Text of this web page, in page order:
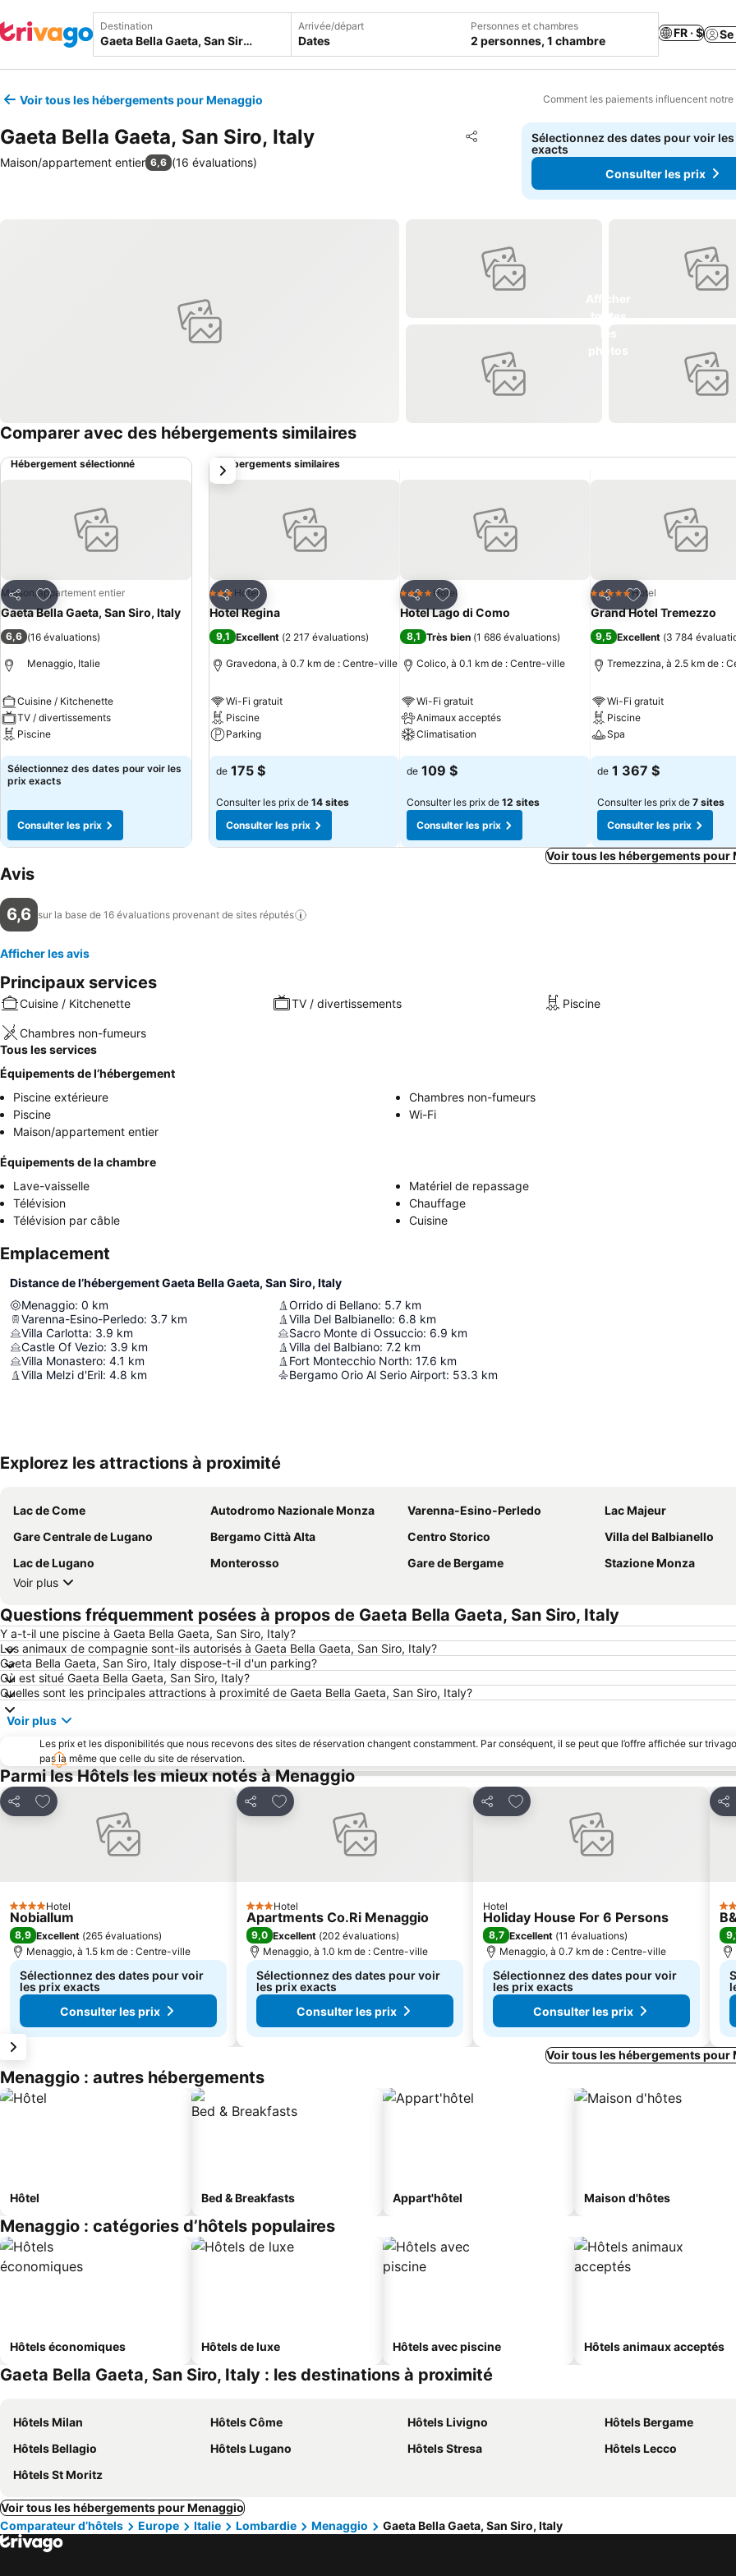
Destination Arrivée/départ
Dates
Personnes et chambres
2 personnes, 1 chambre
FR · $
Voir tous les hébergements pour Menaggio Comment les paiements influencent
Gaeta Bella Gaeta, San Siro, Italy Partager
Ajouter à mes favoris
Maison/appartement entier 6,6 (16 évaluations)
Sélectionnez des dates pour voir
exacts
Consulter les prix
Comparer avec des hébergements similaires
Hébergement sélectionné
Partager
Ajouter à mes favoris
Maison/appartement entier
Gaeta Bella Gaeta, San Siro, Italy
6,6 (16 évaluations)
Menaggio, Italie
Cuisine / Kitchenette
TV / divertissements
Piscine
Consulter les prix
Sélectionnez des dates pour voir les
prix exacts
Consulter les prix
Hébergements similaires
Partager
Ajouter à mes favoris
3 ÉtoilesHotel
Hotel Regina
9,1 Excellent (2 217 évaluations)
Gravedona, à 0.7 km de : Centre-ville
Wi-Fi gratuit
Piscine
Parking
Consulter les prix
de 175 $
Consulter les prix de 14 sites
Consulter les prix
Partager
Ajouter à mes favoris
4 ÉtoilesHotel
Hotel Lago di Como
8,1 Très bien (1 686 évaluations)
Colico, à 0.1 km de : Centre-ville
Wi-Fi gratuit
Animaux acceptés
Climatisation
Consulter les prix
de 109 $
Consulter les prix de 12 sites
Consulter les prix
Partager
Ajouter à mes
5 Étoiles Hotel
Grand Hotel Tremezzo
9,5 Excellent (3 784
Tremezzina, à 2.5 km de :
Wi-Fi gratuit
Piscine
Spa
Consulter les prix
de 1 367 $
Consulter les prix de 7 sites
Consulter les prix
suivant
Voir tous les hébergements pour
Avis
6,6 sur la base de 16 évaluations provenant de sites réputés
Afficher les avis
Principaux services
Cuisine / Kitchenette TV / divertissements Piscine
Chambres non-fumeurs
Tous les services
Équipements de l’hébergement
Piscine extérieure
Chambres non-fumeurs
Piscine
Wi-Fi
Maison/appartement entier
Équipements de la chambre
Lave-vaisselle
Matériel de repassage
Télévision
Chauffage
Télévision par câble
Cuisine
Emplacement
Distance de l’hébergement Gaeta Bella Gaeta, San Siro, Italy
Menaggio: 0 km
Varenna-Esino-Perledo: 3.7 km
Villa Carlotta: 3.9 km
Castle Of Vezio: 3.9 km
Villa Monastero: 4.1 km
Villa Melzi d'Eril: 4.8 km
Orrido di Bellano: 5.7 km
Villa Del Balbianello: 6.8 km
Sacro Monte di Ossuccio: 6.9 km
Villa del Balbiano: 7.2 km
Fort Montecchio North: 17.6 km
Bergamo Orio Al Serio Airport: 53.3 km
Explorez les attractions à proximité
Lac de Come Autodromo Nazionale Monza Varenna-Esino-Perledo
Lac Majeur
Gare Centrale de Lugano
Bergamo Città Alta Centro Storico
Villa del Balbianello
Lac de Lugano
Monterosso Gare de Bergame
Stazione Monza
Voir plus
Questions fréquemment posées à propos de Gaeta Bella Gaeta, San Siro, Italy
Y a-t-il une piscine à Gaeta Bella Gaeta, San Siro, Italy?
Les animaux de compagnie sont-ils autorisés à Gaeta Bella Gaeta, San Siro, Italy?
Gaeta Bella Gaeta, San Siro, Italy dispose-t-il d'un parking?
Où est situé Gaeta Bella Gaeta, San Siro, Italy?
Quelles sont les principales attractions à proximité de Gaeta Bella Gaeta, San Siro, Italy?
Voir plus
Les prix et les disponibilités que nous recevons des sites de réservation changent constamment. Par conséquent, il se peut que l’offre affichée sur
pas la même que celle du site de réservation.
Parmi les Hôtels les mieux notés à Menaggio
Partager
Ajouter à mes favoris
4 ÉtoilesHotel
Nobiallum
8,9 Excellent (265 évaluations)
Menaggio, à 1.5 km de : Centre-ville
Sélectionnez des dates pour voir
les prix exacts
Consulter les prix
Partager
Ajouter à mes favoris
3 Étoiles
Hotel
Apartments Co.Ri Menaggio
9,0 Excellent (202 évaluations)
Menaggio, à 1.0 km de : Centre-ville
Sélectionnez des dates pour voir
les prix exacts
Consulter les prix
Partager
Ajouter à mes favoris
Hotel
Holiday House For 6 Persons
8,7 Excellent (11 évaluations)
Menaggio, à 0.7 km de : Centre-ville
Sélectionnez des dates pour voir
les prix exacts
Consulter les prix
3
Voir tous les hébergements pour
Menaggio : autres hébergements
Hôtel Bed & Breakfasts Appart'hôtel Maison d'hôtes
Menaggio : catégories d’hôtels populaires
Hôtels économiques Hôtels de luxe Hôtels avec piscine Hôtels animaux acceptés
Gaeta Bella Gaeta, San Siro, Italy : les destinations à proximité
Hôtels Milan Hôtels Côme Hôtels Livigno
Hôtels Bergame
Hôtels Bellagio
Hôtels Lugano Hôtels Stresa
Hôtels Lecco
Hôtels St Moritz
Voir tous les hébergements pour Menaggio
Comparateur d’hôtels
Europe Italie Lombardie Menaggio Gaeta Bella Gaeta, San Siro, Italy